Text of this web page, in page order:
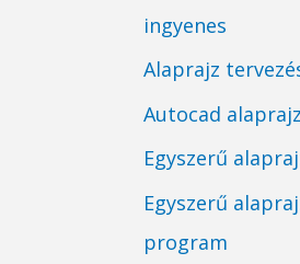
ingyenes
Alaprajz
Autocad
Egyszerű
Egyszerű
program